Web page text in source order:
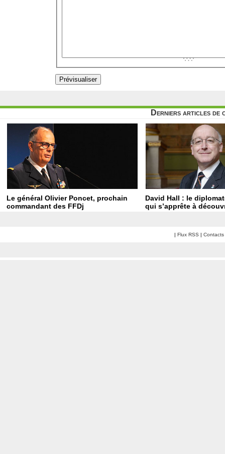
Derniers articles de
Le général Olivier Poncet, prochain
commandant des FFDj
David Hall : le
qui s’apprête à
| Flux RSS | Contacts